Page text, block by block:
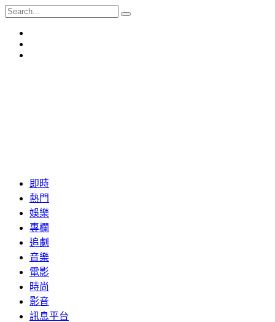
即時
熱門
娛樂
專欄
追劇
音樂
電影
時尚
影音
訊息平台